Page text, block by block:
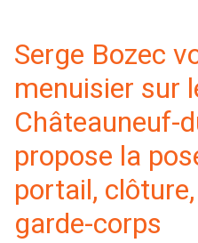
Serge Bozec
menuisier sur
Châteauneuf-
propose la
portail,
garde-corps